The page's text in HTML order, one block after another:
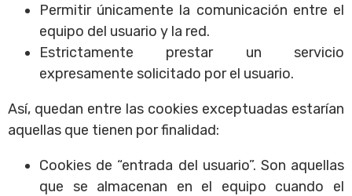
Permitir únicamente la comunicación entre el
equipo del usuario y la red.
Estrictamente prestar un servicio
expresamente solicitado por el usuario.
Así, quedan entre las cookies exceptuadas estarían
aquellas que tienen por finalidad:
Cookies de “entrada del usuario”. Son aquellas
que se almacenan en el equipo cuando el